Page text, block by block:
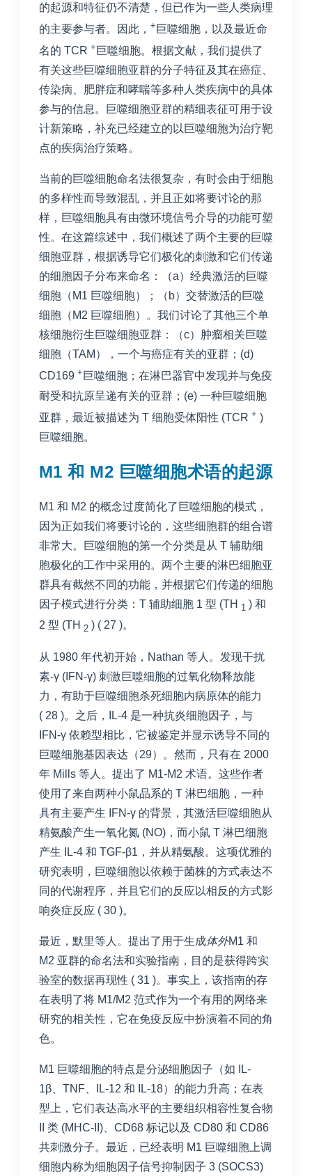
的起源和特征仍不清楚，但已作为一些人类病理
的主要参与者。因此， + 巨噬细胞，以及最近命
名的 TCR + 巨噬细胞。根据文献，我们提供了
有关这些巨噬细胞亚群的分子特征及其在癌症、
传染病、肥胖症和哮喘等多种人类疾病中的具体
参与的信息。巨噬细胞亚群的精细表征可用于设
计新策略，补充已经建立的以巨噬细胞为治疗靶
点的疾病治疗策略。
当前的巨噬细胞命名法很复杂，有时会由于细胞
的多样性而导致混乱，并且正如将要讨论的那
样，巨噬细胞具有由微环境信号介导的功能可塑
性。在这篇综述中，我们概述了两个主要的巨噬
细胞亚群，根据诱导它们极化的刺激和它们传递
的细胞因子分布来命名：（a）经典激活的巨噬
细胞（M1 巨噬细胞）；（b）交替激活的巨噬
细胞（M2 巨噬细胞）。我们讨论了其他三个单
核细胞衍生巨噬细胞亚群：（c）肿瘤相关巨噬
细胞（TAM），一个与癌症有关的亚群；(d)
CD169 + 巨噬细胞；在淋巴器官中发现并与免疫
耐受和抗原呈递有关的亚群；(e) 一种巨噬细胞
亚群，最近被描述为 T 细胞受体阳性 (TCR + )
巨噬细胞。
M1 和 M2 巨噬细胞术语的起源
M1 和 M2 的概念过度简化了巨噬细胞的模式，
因为正如我们将要讨论的，这些细胞群的组合谱
非常大。巨噬细胞的第一个分类是从 T 辅助细
胞极化的工作中采用的。两个主要的淋巴细胞亚
群具有截然不同的功能，并根据它们传递的细胞
因子模式进行分类：T 辅助细胞 1 型 (TH 1 ) 和
2 型 (TH 2 ) ( 27 )。
从 1980 年代初开始，Nathan 等人。发现干扰
素-γ (IFN-γ) 刺激巨噬细胞的过氧化物释放能
力，有助于巨噬细胞杀死细胞内病原体的能力
( 28 )。之后，IL-4 是一种抗炎细胞因子，与
IFN-γ 依赖型相比，它被鉴定并显示诱导不同的
巨噬细胞基因表达（29）。然而，只有在 2000
年 Mills 等人。提出了 M1-M2 术语。这些作者
使用了来自两种小鼠品系的 T 淋巴细胞，一种
具有主要产生 IFN-γ 的背景，其激活巨噬细胞从
精氨酸产生一氧化氮 (NO)，而小鼠 T 淋巴细胞
产生 IL-4 和 TGF-β1，并从精氨酸。这项优雅的
研究表明，巨噬细胞以依赖于菌株的方式表达不
同的代谢程序，并且它们的反应以相反的方式影
响炎症反应 ( 30 )。
最近，默里等人。提出了用于生成体外M1 和
M2 亚群的命名法和实验指南，目的是获得跨实
验室的数据再现性 ( 31 )。事实上，该指南的存
在表明了将 M1/M2 范式作为一个有用的网络来
研究的相关性，它在免疫反应中扮演着不同的角
色。
M1 巨噬细胞的特点是分泌细胞因子（如 IL-
1β、TNF、IL-12 和 IL-18）的能力升高；在表
型上，它们表达高水平的主要组织相容性复合物
II 类 (MHC-II)、CD68 标记以及 CD80 和 CD86
共刺激分子。最近，已经表明 M1 巨噬细胞上调
细胞内称为细胞因子信号抑制因子 3 (SOCS3)